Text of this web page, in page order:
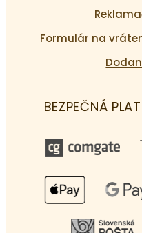
Formulár na
BEZPEČNÁ